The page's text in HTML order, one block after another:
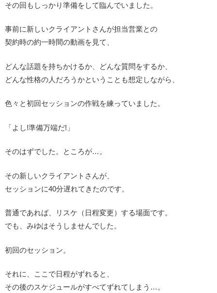
その回もしっかり準備をして臨んでいました。
事前に新しいクライアントさんが担当営業との
契約時の約一時間の動画を見て、
どんな話題を持ちかけるか、どんな質問をするか、
どんな性格の人だろうかということも想定しながら、
色々と初回セッションの作戦を練っていました。
「よし!準備万端だ!」
そのはずでした。ところが…。
その新しいクライアントさんが、
セッションに40分遅れてきたのです。
普通であれば、リスケ（日程変更）する場面です。
でも、みゆはそうしませんでした。
初回のセッション。
それに、ここで日程がずれると、
その後のスケジュールがすべてずれてしまう…。